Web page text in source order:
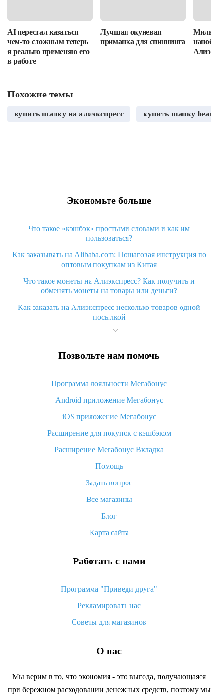
AI перестал казаться
чем-то сложным теперь
я реально применяю его
в работе
Лучшая окуневая
приманка для спиннинга
Милые
Похожие темы
купить шапку на алиэкспресс купить шапку
Экономьте больше
Что такое «кэшбэк» простыми словами и как им
пользоваться?
Как заказывать на Alibaba.com: Пошаговая инструкция по
оптовым покупкам из Китая
Что такое монеты на Алиэкспресс? Как получить и
обменять монеты на товары или деньги?
Как заказать на Алиэкспресс несколько товаров одной
посылкой
Что значит статус «Заказ закрыт» на Алиэкспресс и что
Что делать, если Алиэкспресс просит ввести паспортные
Как узнать, куда пришла посылка с Алиэкспресс
Вы отменили заказ на Алиэкспресс, когда вернут деньги?
Что такое баллы на Алиэкспресс, как их получить и
«AliExpress Standard Shipping»: что это за метод доставки и
как его отслеживать
Как покупать оптом на Алиэкспресс
Что делать, если не пришел товар с Алиэкспресс
возврата денег
Позвольте нам помочь
Программа лояльности Мегабонус
Android приложение Мегабонус
iOS приложение Мегабонус
Расширение для покупок с кэшбэком
Расширение Мегабонус Вкладка
Помощь
Задать вопрос
Все магазины
Блог
Карта сайта
Работать с нами
Программа "Приведи друга"
Рекламировать нас
Советы для магазинов
О нас
Мы верим в то, что экономия - это выгода, получающаяся
при бережном расходовании денежных средств, поэтому мы